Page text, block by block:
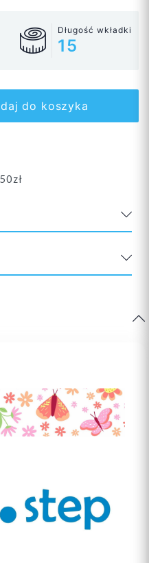
Długość wkładki
15
do koszyka